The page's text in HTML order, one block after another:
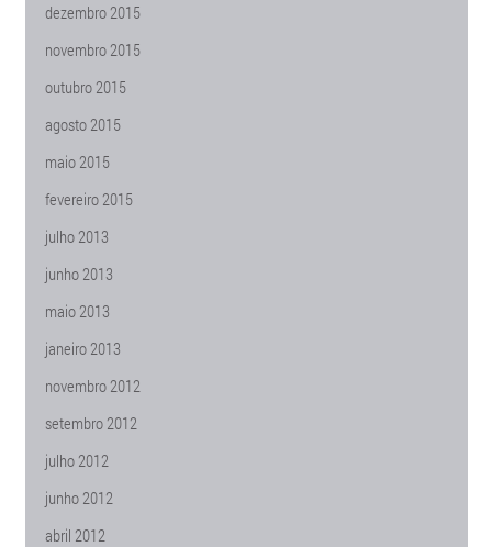
dezembro 2015
novembro 2015
outubro 2015
agosto 2015
maio 2015
fevereiro 2015
julho 2013
junho 2013
maio 2013
janeiro 2013
novembro 2012
setembro 2012
julho 2012
junho 2012
abril 2012